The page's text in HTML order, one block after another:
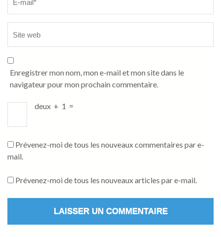
Enregistrer mon nom, mon e-mail et mon site dans le
navigateur pour mon prochain commentaire.
deux + 1 =
Prévenez-moi de tous les nouveaux commentaires par e-
mail.
Prévenez-moi de tous les nouveaux articles par e-mail.